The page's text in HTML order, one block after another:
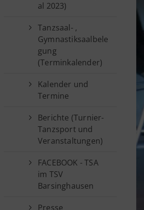
al 2023)
Tanzsaal- ,
Gymnastiksaalbele
gung
(Terminkalender)
Kalender und
Termine
Berichte (Turnier-
Tanzsport und
Veranstaltungen)
FACEBOOK - TSA
im TSV
Barsinghausen
Presse